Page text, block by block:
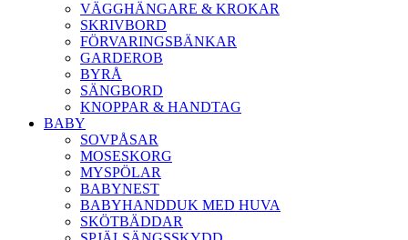
VÄGGHÄNGARE & KROKAR
SKRIVBORD
FÖRVARINGSBÄNKAR
GARDEROB
BYRÅ
SÄNGBORD
KNOPPAR & HANDTAG
BABY
SOVPÅSAR
MOSESKORG
MYSPÖLAR
BABYNEST
BABYHANDDUK MED HUVA
SKÖTBÄDDAR